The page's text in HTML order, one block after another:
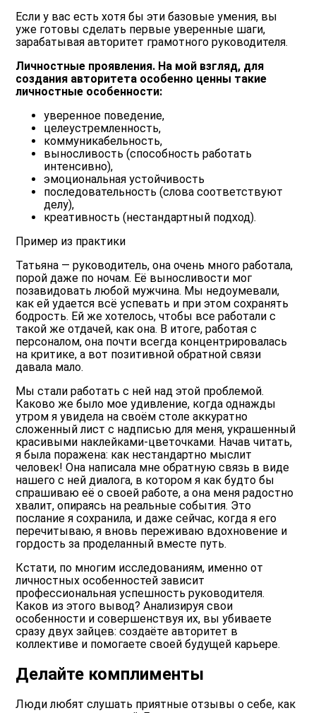
Если у вас есть хотя бы эти базовые умения, вы
уже готовы сделать первые уверенные шаги,
зарабатывая авторитет грамотного руководителя.
Личностные проявления. На мой взгляд, для
создания авторитета особенно ценны такие
личностные особенности:
уверенное поведение,
целеустремленность,
коммуникабельность,
выносливость (способность работать
интенсивно),
эмоциональная устойчивость
последовательность (слова соответствуют
делу),
креативность (нестандартный подход).
Пример из практики
Татьяна — руководитель, она очень много работала,
порой даже по ночам. Её выносливости мог
позавидовать любой мужчина. Мы недоумевали,
как ей удается всё успевать и при этом сохранять
бодрость. Ей же хотелось, чтобы все работали с
такой же отдачей, как она. В итоге, работая с
персоналом, она почти всегда концентрировалась
на критике, а вот позитивной обратной связи
давала мало.
Мы стали работать с ней над этой проблемой.
Каково же было мое удивление, когда однажды
утром я увидела на своём столе аккуратно
сложенный лист с надписью для меня, украшенный
красивыми наклейками-цветочками. Начав читать,
я была поражена: как нестандартно мыслит
человек! Она написала мне обратную связь в виде
нашего с ней диалога, в котором я как будто бы
спрашиваю её о своей работе, а она меня радостно
хвалит, опираясь на реальные события. Это
послание я сохранила, и даже сейчас, когда я его
перечитываю, я вновь переживаю вдохновение и
гордость за проделанный вместе путь.
Кстати, по многим исследованиям, именно от
личностных особенностей зависит
профессиональная успешность руководителя.
Каков из этого вывод? Анализируя свои
особенности и совершенствуя их, вы убиваете
сразу двух зайцев: создаёте авторитет в
коллективе и помогаете своей будущей карьере.
Делайте комплименты
Люди любят слушать приятные отзывы о себе, как